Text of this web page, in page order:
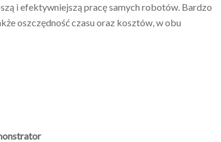
i efektywniejszą pracę samych robotów. Bardzo
oszczędność czasu oraz kosztów, w obu